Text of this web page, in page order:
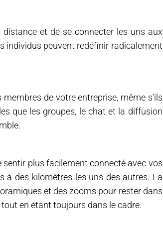
et de se connecter les uns aux
individus peuvent redéfinir radicalement
de votre entreprise, même s'ils
que les groupes, le chat et la diffusion
plus facilement connecté avec vos
à des kilomètres les uns des autres. La
et des zooms pour rester dans
en étant toujours dans le cadre.